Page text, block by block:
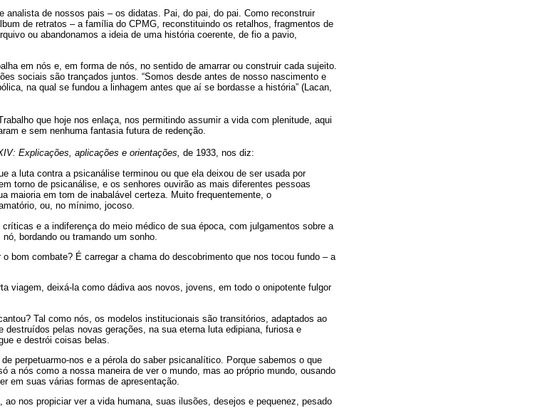
analista de nossos pais – os didatas. Pai, do pai, do pai. Como reconstruir
de retratos – a família do CPMG, reconstituindo os retalhos, fragmentos de
ou abandonamos a ideia de uma história coerente, de fio a pavio,
em nós e, em forma de nós, no sentido de amarrar ou construir cada sujeito.
sociais são trançados juntos. “Somos desde antes de nosso nascimento e
na qual se fundou a linhagem antes que aí se bordasse a história” (Lacan,
que hoje nos enlaça, nos permitindo assumir a vida com plenitude, aqui
e sem nenhuma fantasia futura de redenção.
Explicações, aplicações e orientações, de 1933, nos diz:
a luta contra a psicanálise terminou ou que ela deixou de ser usada por
torno de psicanálise, e os senhores ouvirão as mais diferentes pessoas
maioria em tom de inabalável certeza. Muito frequentemente, o
ou, no mínimo, jocoso.
e a indiferença do meio médico de sua época, com julgamentos sobre a
bordando ou tramando um sonho.
bom combate? É carregar a chama do descobrimento que nos tocou fundo – a
viagem, deixá-la como dádiva aos novos, jovens, em todo o onipotente fulgor
Tal como nós, os modelos institucionais são transitórios, adaptados ao
pelas novas gerações, na sua eterna luta edipiana, furiosa e
e destrói coisas belas.
perpetuarmo-nos e a pérola do saber psicanalítico. Porque sabemos o que
a nós como a nossa maneira de ver o mundo, mas ao próprio mundo, ousando
em suas várias formas de apresentação.
ao nos propiciar ver a vida humana, suas ilusões, desejos e pequenez, pesado